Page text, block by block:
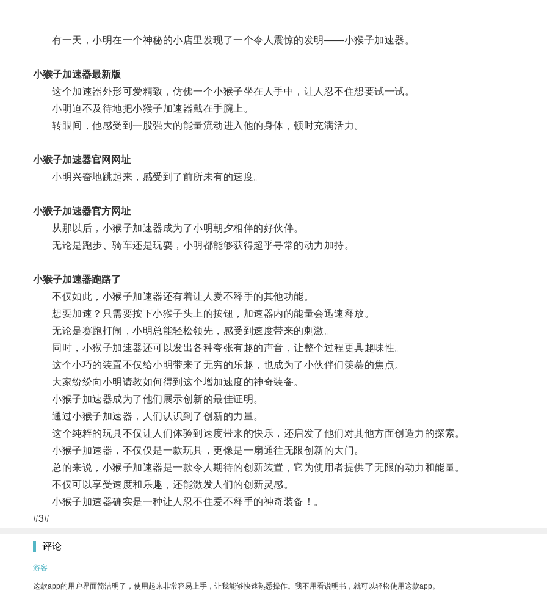
有一天，小明在一个神秘的小店里发现了一个令人震惊的发明——小猴子加速器。
小猴子加速器最新版
这个加速器外形可爱精致，仿佛一个小猴子坐在人手中，让人忍不住想要试一试。
小明迫不及待地把小猴子加速器戴在手腕上。
转眼间，他感受到一股强大的能量流动进入他的身体，顿时充满活力。
小猴子加速器官网网址
小明兴奋地跳起来，感受到了前所未有的速度。
小猴子加速器官方网址
从那以后，小猴子加速器成为了小明朝夕相伴的好伙伴。
无论是跑步、骑车还是玩耍，小明都能够获得超乎寻常的动力加持。
小猴子加速器跑路了
不仅如此，小猴子加速器还有着让人爱不释手的其他功能。
想要加速？只需要按下小猴子头上的按钮，加速器内的能量会迅速释放。
无论是赛跑打闹，小明总能轻松领先，感受到速度带来的刺激。
同时，小猴子加速器还可以发出各种夸张有趣的声音，让整个过程更具趣味性。
这个小巧的装置不仅给小明带来了无穷的乐趣，也成为了小伙伴们羡慕的焦点。
大家纷纷向小明请教如何得到这个增加速度的神奇装备。
小猴子加速器成为了他们展示创新的最佳证明。
通过小猴子加速器，人们认识到了创新的力量。
这个纯粹的玩具不仅让人们体验到速度带来的快乐，还启发了他们对其他方面创造力的探索。
小猴子加速器，不仅仅是一款玩具，更像是一扇通往无限创新的大门。
总的来说，小猴子加速器是一款令人期待的创新装置，它为使用者提供了无限的动力和能量。
不仅可以享受速度和乐趣，还能激发人们的创新灵感。
小猴子加速器确实是一种让人忍不住爱不释手的神奇装备！。
#3#
评论
游客
这款app的用户界面简洁明了，使用起来非常容易上手，让我能够快速熟悉操作。我不用看说明书，就可以轻松使用这款app。